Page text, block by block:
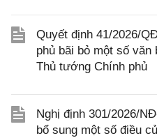
Quyết định 41/2026/
phủ bãi bỏ một số văn
Thủ tướng Chính phủ
Nghị định 301/2026/
bổ sung một số điều